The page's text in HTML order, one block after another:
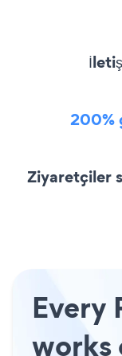
200%
Ziyaretçiler
Every
works